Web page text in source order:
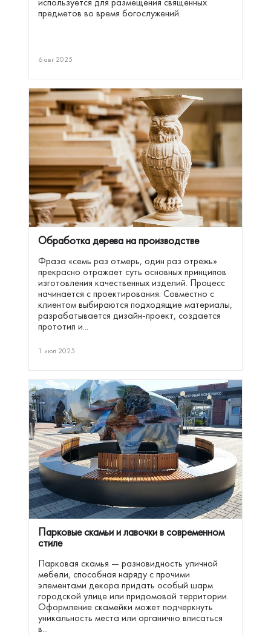
используется для размещения священных
предметов во время богослужений.
6 авг 2025
Обработка дерева на производстве
Фраза «семь раз отмерь, один раз отрежь»
прекрасно отражает суть основных принципов
изготовления качественных изделий. Процесс
начинается с проектирования. Совместно с
клиентом выбираются подходящие материалы,
разрабатывается дизайн-проект, создается
прототип и...
1 июл 2025
Парковые скамьи и лавочки в современном
стиле
Парковая скамья — разновидность уличной
мебели, способная наряду с прочими
элементами декора придать особый шарм
городской улице или придомовой территории.
Оформление скамейки может подчеркнуть
уникальность места или органично вписаться
в...